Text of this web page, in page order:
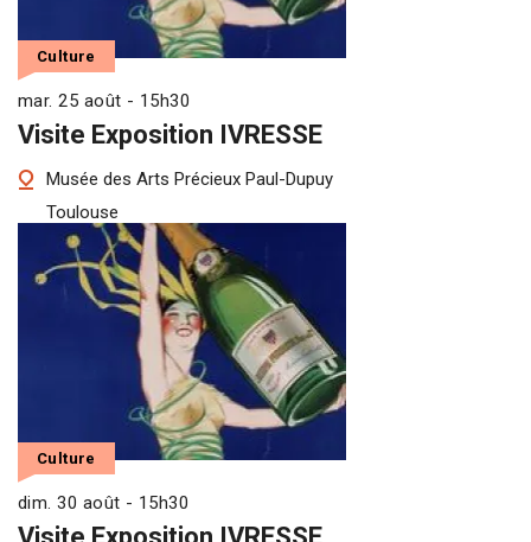
Visite Exposition IVRESSE
Culture
mar. 25 août - 15h30
Musée des Arts Précieux Paul-Dupuy
Toulouse
Culture
dim. 30 août - 15h30